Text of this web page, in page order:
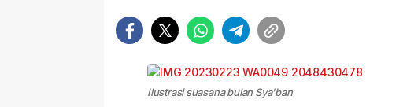
Ilustrasi suasana bulan Sya'ban